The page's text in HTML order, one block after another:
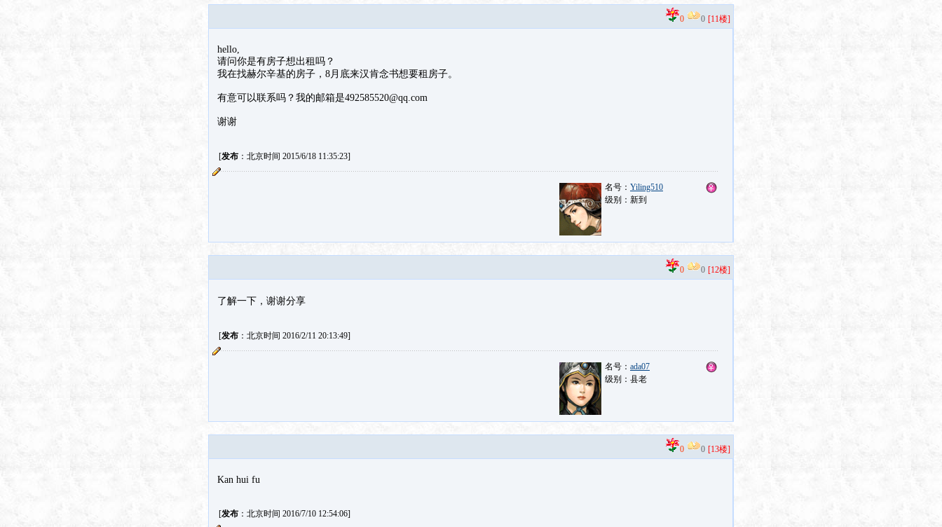
0 0 [11楼]
hello,
请问你是有房子想出租吗？
我在找赫尔辛基的房子，8月底来汉肯念书想要租房子。
有意可以联系吗？我的邮箱是492585520@qq.com
谢谢
[发布：北京时间 2015/6/18 11:35:23]
名号： Yiling510
级别：新到
0 0 [12楼]
了解一下，谢谢分享
[发布：北京时间 2016/2/11 20:13:49]
名号： ada07
级别：县老
0 0 [13楼]
Kan hui fu
[发布：北京时间 2016/7/10 12:54:06]